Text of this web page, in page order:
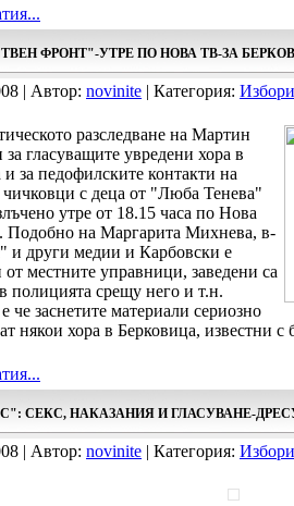
ФРОНТ"-УТРЕ ПО НОВА ТВ-ЗА
| Автор: novinite | Категория:
разследване на Мартин
гласуващите увредени хора в
за педофилските контакти на
чичковци с деца от "Люба Тенева"
утре от 18.15 часа по Нова
Подобно на Маргарита Михнева, в-
и други медии и Карбовски е
от местните управници, заведени са
полицията срещу него и т.н.
че заснетите материали сериозно
някои хора в Берковица, известни
СЕКС, НАКАЗАНИЯ И ГЛАСУВАНЕ-
| Автор: novinite | Категория: